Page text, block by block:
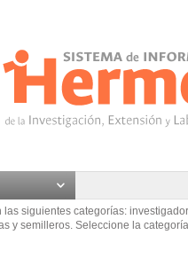
las siguientes categorías:
y semilleros. Seleccione la